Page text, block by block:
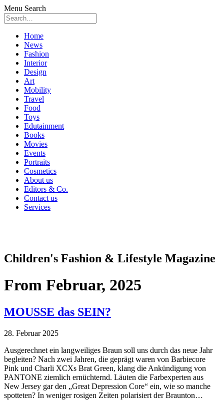
Menu Search
Skip
content
Home
News
Fashion
Interior
Design
Art
Mobility
Travel
Food
Toys
Edutainment
Books
Movies
Events
Portraits
Cosmetics
About us
Editors & Co.
Contact us
Services
Children's Fashion & Lifestyle Magazine
From Februar, 2025
MOUSSE das SEIN?
28. Februar 2025
Ausgerechnet ein langweiliges Braun soll uns durch das neue Jahr
begleiten? Nach zwei Jahren, die geprägt waren von Barbiecore
Pink und Charli XCXs Brat Green, klang die Ankündigung von
PANTONE ziemlich ernüchternd. Läuten die Farbexperten aus
New Jersey gar den „Great Depression Core“ ein, wie so manche
spotteten? In weniger rosigen Zeiten polarisiert der Braunton…